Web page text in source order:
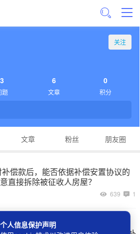
关注
3
题
6
文章
0
积分
文章 粉丝 朋友圈
偿款后，能否依据补偿安置协议的
直接拆除被征收人房屋？
639 1
单位解除劳动合同的工伤职工，向
个人信息保护声明